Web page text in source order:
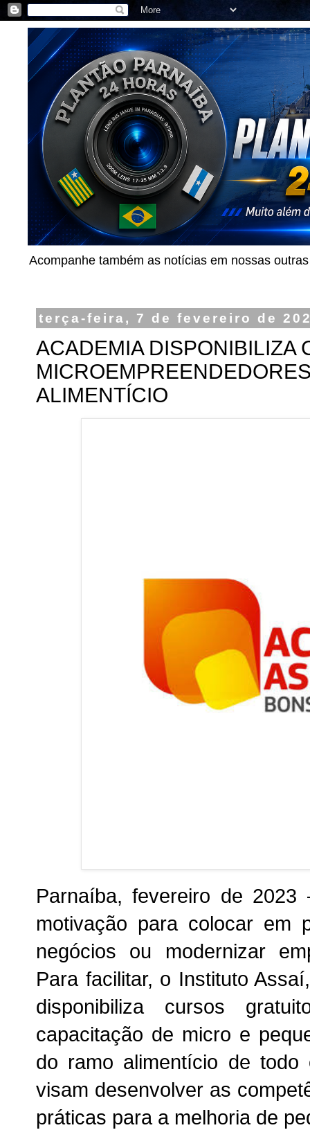
Acompanhe também as notícias em nossas
terça-feira, 7 de fevereiro de
ACADEMIA DISPONIBILIZA
ALIMENTÍCIO
Parnaíba, fevereiro de
motivação para colocar em
negócios ou modernizar
Para facilitar, o Instituto
disponibiliza cursos
capacitação de micro e
do ramo alimentício de
visam desenvolver as
práticas para a melhoria de